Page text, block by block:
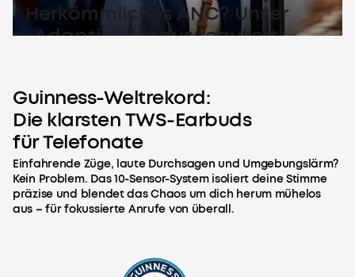
Herkömmliches ANC? Unser
„Adaptiv“-Modus reguliert
Guinness-Weltrekord:
Die klarsten TWS-Earbuds
für Telefonate
Einfahrende Züge, laute Durchsagen und Umgebungslärm?
Kein Problem. Das 10-Sensor-System isoliert deine Stimme
präzise und blendet das Chaos um dich herum mühelos
aus – für fokussierte Anrufe von überall.